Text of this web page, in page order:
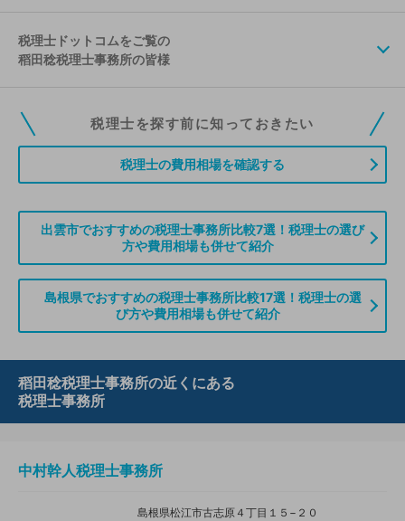
税理士ドットコムをご覧の
稻田稔税理士事務所の皆様
税理士ドットコムの無料会員にご登録いただくと、貴事務所の情報を編集し
ていただくことができます。また、税理士をお探しの方との接点をご提供す
無料登録のご案内はこちら
税理士を探す前に知っておきたい
税理士の費用相場を確認する
出雲市でおすすめの税理士事務所比較7選！税理士の選び
方や費用相場も併せて紹介
島根県でおすすめの税理士事務所比較17選！税理士の選
び方や費用相場も併せて紹介
稻田稔税理士事務所の近くにある
税理士事務所
中村幹人税理士事務所
島根県松江市古志原４丁目１５−２０